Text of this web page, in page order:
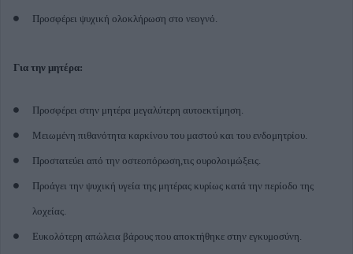
Προσφέρει ψυχική ολοκλήρωση στο νεογνό.
Για την μητέρα:
Προσφέρει στην μητέρα μεγαλύτερη αυτοεκτίμηση.
Μειωμένη πιθανότητα καρκίνου του μαστού και του ενδομητρίου.
Προστατεύει από την οστεοπόρωση,τις ουρολοιμώξεις.
Προάγει την ψυχική υγεία της μητέρας κυρίως κατά την περίοδο της
λοχείας.
Ευκολότερη απώλεια βάρους που αποκτήθηκε στην εγκυμοσύνη.